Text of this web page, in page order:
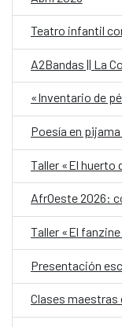
Teatro infantil
A2Bandas || La
«Inventario de
Poesía en
Taller «El huerto
Presentación